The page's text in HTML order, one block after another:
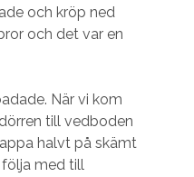
och kröp ned
och det var en
När vi kom
till vedboden
halvt på skämt
med till